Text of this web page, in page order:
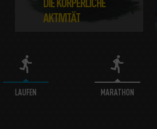
AKTIVITÄT
LAUFEN MARATHON